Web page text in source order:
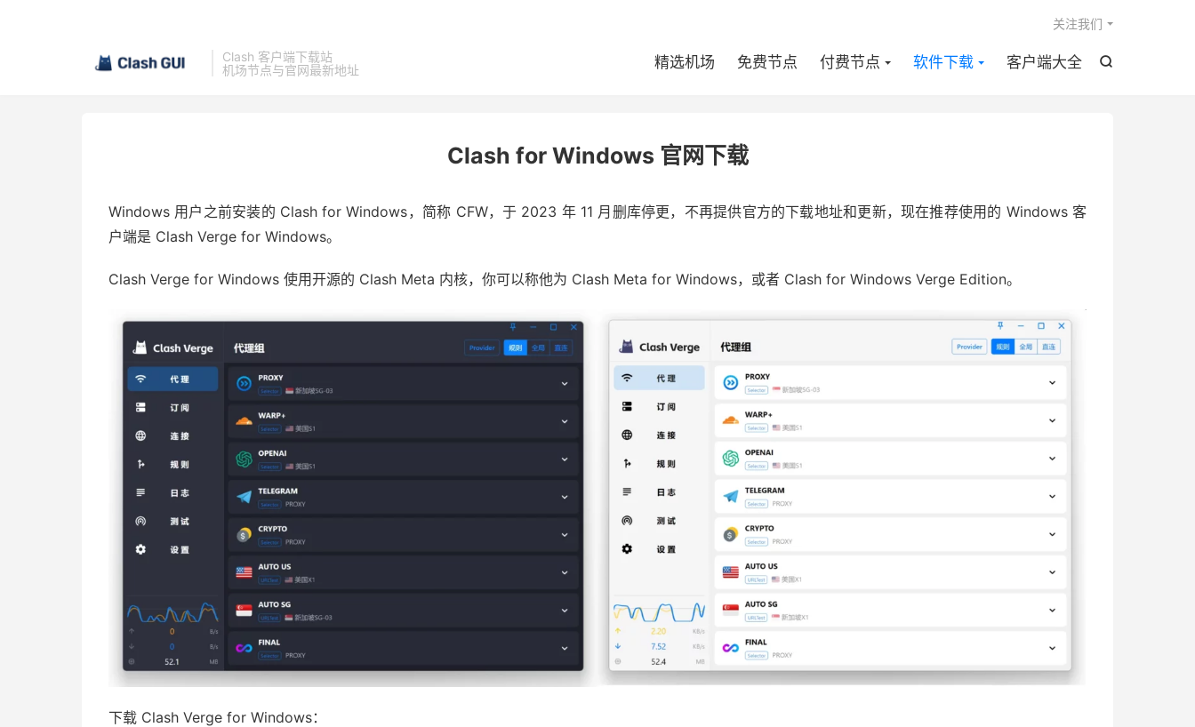
Clash 客户端下载站
机场节点与官网最新地址

精选机场 免费节点 付费节点 软件下载 客户端大全
关注我们
Clash for Windows 官网下载
Windows 用户之前安装的 Clash for Windows，简称 CFW，于 2023 年 11 月删库停更，不再提供官方的下载地址和更新，现在推荐使用的 Windows 客
户端是 Clash Verge for Windows。
Clash Verge for Windows 使用开源的 Clash Meta 内核，你可以称他为 Clash Meta for Windows，或者 Clash for Windows Verge Edition。
下载 Clash Verge for Windows：